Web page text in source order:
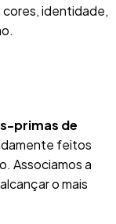
identidade,
primas de
feitos
Associamos a
o mais